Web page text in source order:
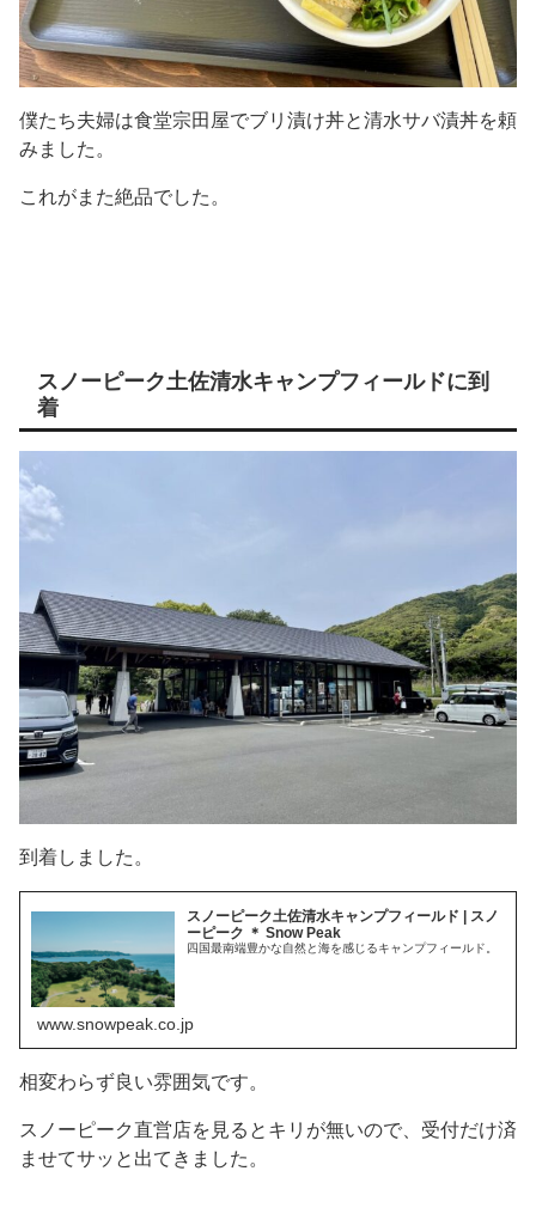
僕たち夫婦は食堂宗田屋でブリ漬け丼と清水サバ漬丼を頼
みました。
これがまた絶品でした。
スノーピーク土佐清水キャンプフィールドに到
着
到着しました。
スノーピーク土佐清水キャンプフィールド | スノ
ーピーク ＊ Snow Peak
四国最南端豊かな自然と海を感じるキャンプフィールド。
www.snowpeak.co.jp
相変わらず良い雰囲気です。
スノーピーク直営店を見るとキリが無いので、受付だけ済
ませてサッと出てきました。